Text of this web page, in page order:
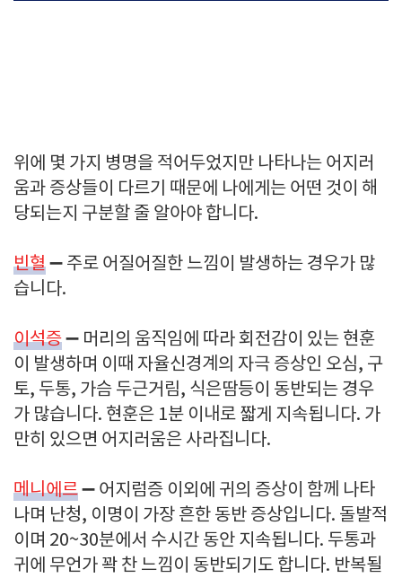
위에 몇 가지 병명을 적어두었지만 나타나는 어지러
움과 증상들이 다르기 때문에 나에게는 어떤 것이 해
당되는지 구분할 줄 알아야 합니다.
빈혈➖ 주로 어질어질한 느낌이 발생하는 경우가 많
습니다.
이석증➖ 머리의 움직임에 따라 회전감이 있는 현훈
이 발생하며 이때 자율신경계의 자극 증상인 오심, 구
토, 두통, 가슴 두근거림, 식은땀등이 동반되는 경우
가 많습니다. 현훈은 1분 이내로 짧게 지속됩니다. 가
만히 있으면 어지러움은 사라집니다.
메니에르➖ 어지럼증 이외에 귀의 증상이 함께 나타
나며 난청, 이명이 가장 흔한 동반 증상입니다. 돌발적
이며 20~30분에서 수시간 동안 지속됩니다. 두통과
귀에 무언가 꽉 찬 느낌이 동반되기도 합니다. 반복될